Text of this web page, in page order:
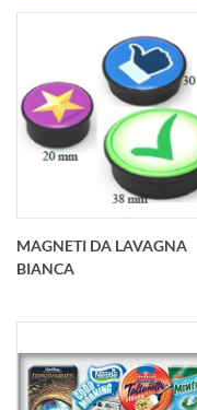
MAGNETI DA LAVAGNA
BIANCA